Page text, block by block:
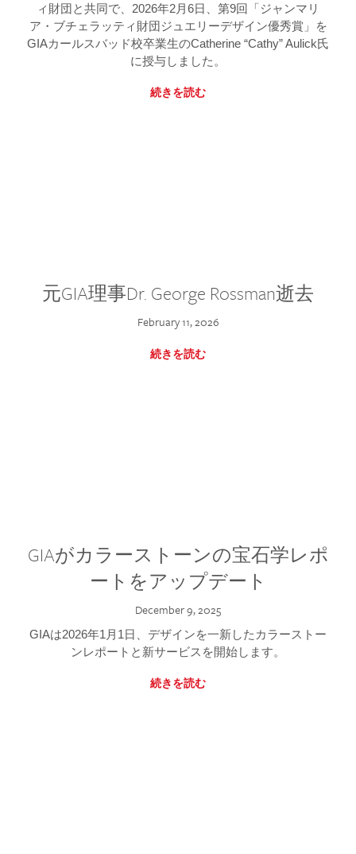
ィ財団と共同で、2026年2月6日、第9回「ジャンマリ
ア・ブチェラッティ財団ジュエリーデザイン優秀賞」を
GIAカールスバッド校卒業生のCatherine “Cathy” Aulick氏
に授与しました。
続きを読む
元GIA理事Dr. George Rossman逝去
February 11, 2026
続きを読む
GIAがカラーストーンの宝石学レポ
ートをアップデート
December 9, 2025
GIAは2026年1月1日、デザインを一新したカラーストー
ンレポートと新サービスを開始します。
続きを読む